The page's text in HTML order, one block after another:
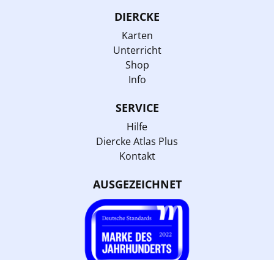
DIERCKE
Karten
Unterricht
Shop
Info
SERVICE
Hilfe
Diercke Atlas Plus
Kontakt
AUSGEZEICHNET